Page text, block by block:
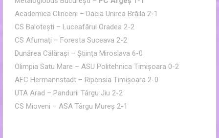
Academica Clinceni – Dacia Unirea Brăila 2-1
CS Baloteşti – Luceafărul Oradea 2-2
CS Afumaţi – Foresta Suceava 2-2
Dunărea Călăraşi – Ştiinţa Miroslava 6-0
Olimpia Satu Mare – ASU Politehnica Timişoara 0-2
AFC Hermannstadt – Ripensia Timişoara 2-0
UTA Arad – Pandurii Târgu Jiu 2-2
CS Mioveni – ASA Târgu Mureş 2-1